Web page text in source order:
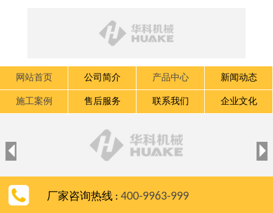
网站首页 公司简介 产品中心 新闻动态
施工案例 售后服务 联系我们 企业文化
 
厂家咨询热线 : 400-9963-999